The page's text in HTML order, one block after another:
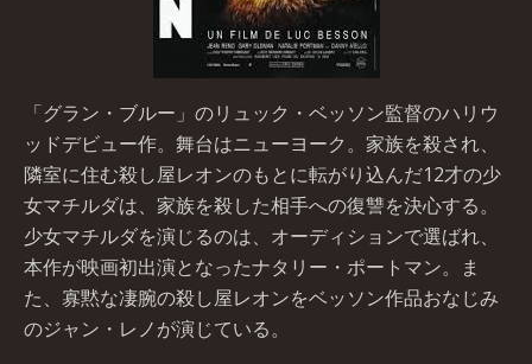
「グラン・ブルー」のリュック・ベッソン監督のハリウ
ッドデビュー作。舞台はニューヨーク。家族を殺され、
隣室に住む殺し屋レオンのもとに転がり込んだ12才の少
女マチルダは、家族を殺した相手への復讐を決心する。
少女マチルダを演じるのは、オーディションで選ばれ、
本作が映画初出演となったナタリー・ポートマン。ま
た、寡黙な凄腕の殺し屋レオンをベッソン作品おなじみ
のジャン・レノが演じている。